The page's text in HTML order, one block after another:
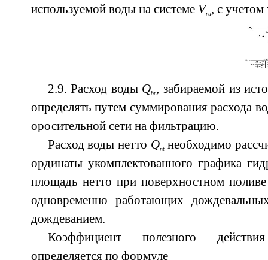
используемой воды на системе Vru, с
2.9. Расход воды Qbr, забираемой из
определять путем суммирования расхода
оросительной сети на фильтрацию.
Расход воды нетто Qnt необходимо
ординаты укомплектованного графика
площадь нетто при поверхностном
одновременно работающих
дождеванием.
Коэффициент полезного
определяется по формуле